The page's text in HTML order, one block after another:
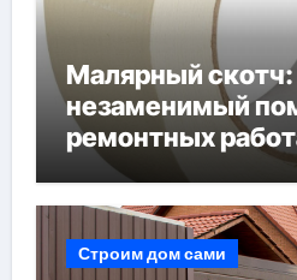
Малярный
незаменимый
ремонтных
Строим дом сами